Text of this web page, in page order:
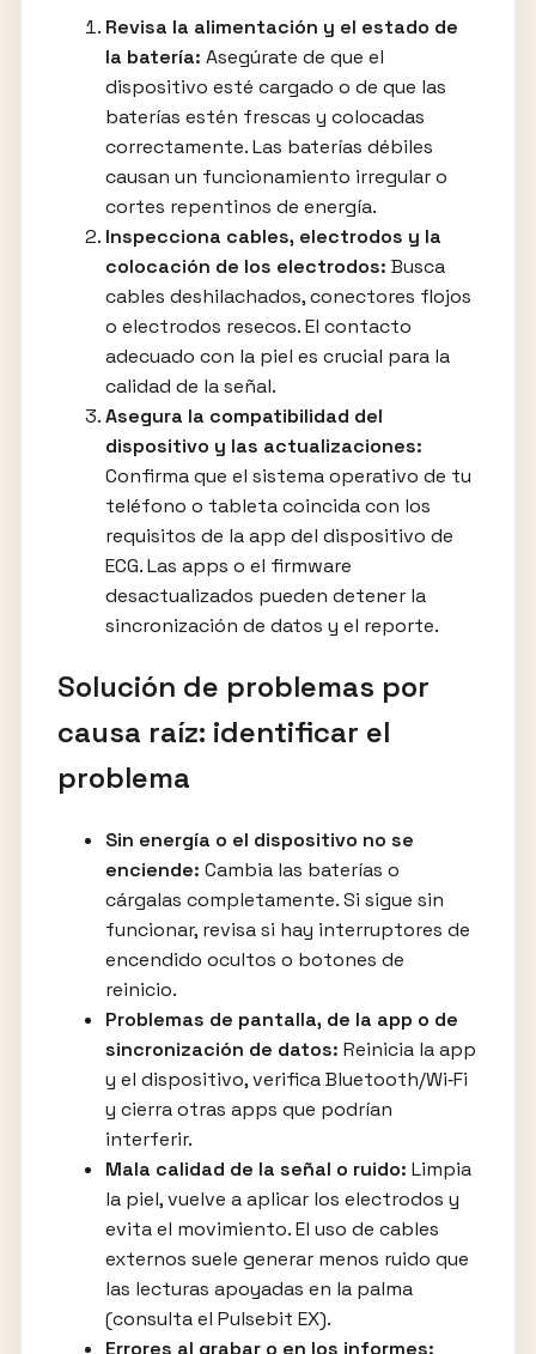
Revisa la alimentación y el estado de
la batería: Asegúrate de que el
dispositivo esté cargado o de que las
baterías estén frescas y colocadas
correctamente. Las baterías débiles
causan un funcionamiento irregular o
cortes repentinos de energía.
Inspecciona cables, electrodos y la
colocación de los electrodos: Busca
cables deshilachados, conectores flojos
o electrodos resecos. El contacto
adecuado con la piel es crucial para la
calidad de la señal.
Asegura la compatibilidad del
dispositivo y las actualizaciones:
Confirma que el sistema operativo de tu
teléfono o tableta coincida con los
requisitos de la app del dispositivo de
ECG. Las apps o el firmware
desactualizados pueden detener la
sincronización de datos y el reporte.
Solución de problemas por
causa raíz: identificar el
problema
Sin energía o el dispositivo no se
enciende: Cambia las baterías o
cárgalas completamente. Si sigue sin
funcionar, revisa si hay interruptores de
encendido ocultos o botones de
reinicio.
Problemas de pantalla, de la app o de
sincronización de datos: Reinicia la app
y el dispositivo, verifica Bluetooth/Wi‑Fi
y cierra otras apps que podrían
interferir.
Mala calidad de la señal o ruido: Limpia
la piel, vuelve a aplicar los electrodos y
evita el movimiento. El uso de cables
externos suele generar menos ruido que
las lecturas apoyadas en la palma
(consulta el Pulsebit EX).
Errores al grabar o en los informes: